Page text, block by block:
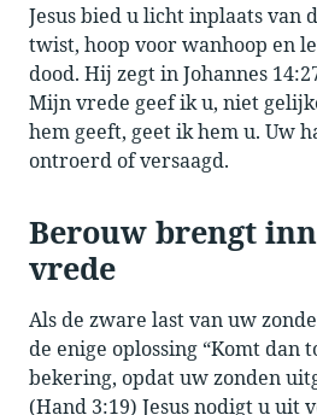
Jesus bied u licht inplaats van
twist, hoop voor wanhoop en
dood. Hij zegt in Johannes
Mijn vrede geef ik u, niet
hem geeft, geet ik hem u. Uw
ontroerd of versaagd.
Berouw brengt
vrede
Als de zware last van uw
de enige oplossing “Komt dan
bekering, opdat uw zonden
(Hand 3:19) Jesus nodigt u uit